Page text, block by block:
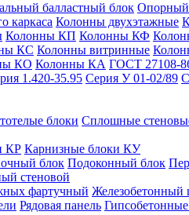
балластный блок Опорный
каркаса Колонны двухэтажные
Колонны КП Колонны КФ
КС Колонны витринные
КО Колонны КА ГОСТ 27108-
1.420-35.95 Серия У 01-02/89
блоки Сплошные
КР Карнизные блоки КУ
блок Подоконный блок
стеновой
фартучный Железобетонный
Рядовая панель